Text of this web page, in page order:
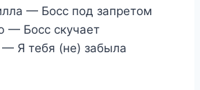
— Босс под запретом
— Босс скучает
Я тебя (не) забыла